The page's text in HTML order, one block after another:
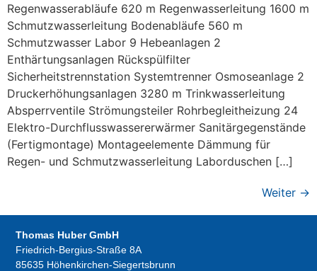
Regenwasserabläufe 620 m Regenwasserleitung 1600 m
Schmutzwasserleitung Bodenabläufe 560 m
Schmutzwasser Labor 9 Hebeanlagen 2
Enthärtungsanlagen Rückspülfilter
Sicherheitstrennstation Systemtrenner Osmoseanlage 2
Druckerhöhungsanlagen 3280 m Trinkwasserleitung
Absperrventile Strömungsteiler Rohrbegleitheizung 24
Elektro-Durchflusswassererwärmer Sanitärgegenstände
(Fertigmontage) Montageelemente Dämmung für
Regen- und Schmutzwasserleitung Laborduschen […]
Weiter →
Thomas Huber GmbH
Friedrich-Bergius-Straße 8A
85635 Höhenkirchen-Siegertsbrunn